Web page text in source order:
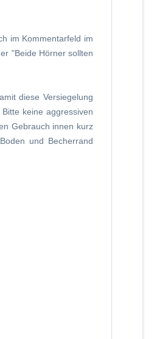
im Kommentarfeld im
"Beide Hörner sollten
diese Versiegelung
keine aggressiven
Gebrauch innen kurz
und Becherrand